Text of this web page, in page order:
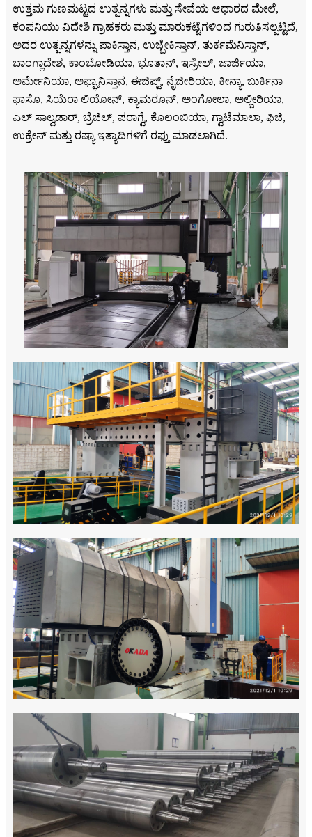
ಉತ್ತಮ ಗುಣಮಟ್ಟದ ಉತ್ಪನ್ನಗಳು ಮತ್ತು ಸೇವೆಯ ಆಧಾರದ ಮೇಲೆ,
ಕಂಪನಿಯು ವಿದೇಶಿ ಗ್ರಾಹಕರು ಮತ್ತು ಮಾರುಕಟ್ಟೆಗಳಿಂದ ಗುರುತಿಸಲ್ಪಟ್ಟಿದೆ,
ಅದರ ಉತ್ಪನ್ನಗಳನ್ನು ಪಾಕಿಸ್ತಾನ, ಉಜ್ಬೇಕಿಸ್ತಾನ್, ತುರ್ಕಮೆನಿಸ್ತಾನ್,
ಬಾಂಗ್ಲಾದೇಶ, ಕಾಂಬೋಡಿಯಾ, ಭೂತಾನ್, ಇಸ್ರೇಲ್, ಜಾರ್ಜಿಯಾ,
ಅರ್ಮೇನಿಯಾ, ಅಫ್ಘಾನಿಸ್ತಾನ, ಈಜಿಪ್ಟ್, ನೈಜೀರಿಯಾ, ಕೀನ್ಯಾ, ಬುರ್ಕಿನಾ
ಫಾಸೊ, ಸಿಯೆರಾ ಲಿಯೋನ್, ಕ್ಯಾಮರೂನ್, ಅಂಗೋಲಾ, ಅಲ್ಜೀರಿಯಾ,
ಎಲ್ ಸಾಲ್ವಡಾರ್, ಬ್ರೆಜಿಲ್, ಪರಾಗ್ವೆ, ಕೊಲಂಬಿಯಾ, ಗ್ವಾಟೆಮಾಲಾ, ಫಿಜಿ,
ಉಕ್ರೇನ್ ಮತ್ತು ರಷ್ಯಾ ಇತ್ಯಾದಿಗಳಿಗೆ ರಫ್ತು ಮಾಡಲಾಗಿದೆ.